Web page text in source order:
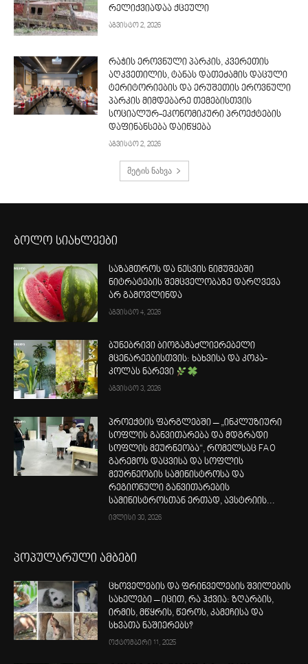
რელიქვიადაა ქცეული
აგვისტო 2, 2026
რაჭის ეროვნული პარკის, კვერეთის
აღკვეთილის, ტანას დათეძამის დაცული
ტერიტორიების და ერუშეთის ეროვნული
პარკის მიმდებარე თემებისთვის
სოციალურ-ეკონომიკური პროექტების
დაფინანსება დაიწყება
აგვისტო 2, 2026
მეტის ნახვა
ბოლო სიახლეები
საზამთროს და ნესვის ნიმუშებში
ნიტრატების შემცველობაზე დარღვევა
არ გამოვლინდა
აგვისტო 4, 2026
ბუნებრივი ბიოგამაძლიერებელი
მცენარეებისთვის: ხახვისა და კოკა-
კოლას ნარევი
აგვისტო 3, 2026
პროექტის ფარგლებში – „ინკლუზიური
სოფლის განვითარება და მდგრადი
სოფლის მეურნეობა“, რომელსაც FAO
გარემოს დაცვისა და სოფლის
მეურნეობის სამინისტროსა და
რეგიონული განვითარების
სამინისტროსთან ერთად, ავსტრიის...
ივლისი 30, 2026
პოპულარული ამბები
ცხოველების და ფრინველების შვილების
სახელები – იცით, რა ჰქვია: ზღარბის,
ირმის, მწყრის, წეროს, კამეჩისა და
სხვათა ნაშიერებს?
ოქტომბერი 11, 2025